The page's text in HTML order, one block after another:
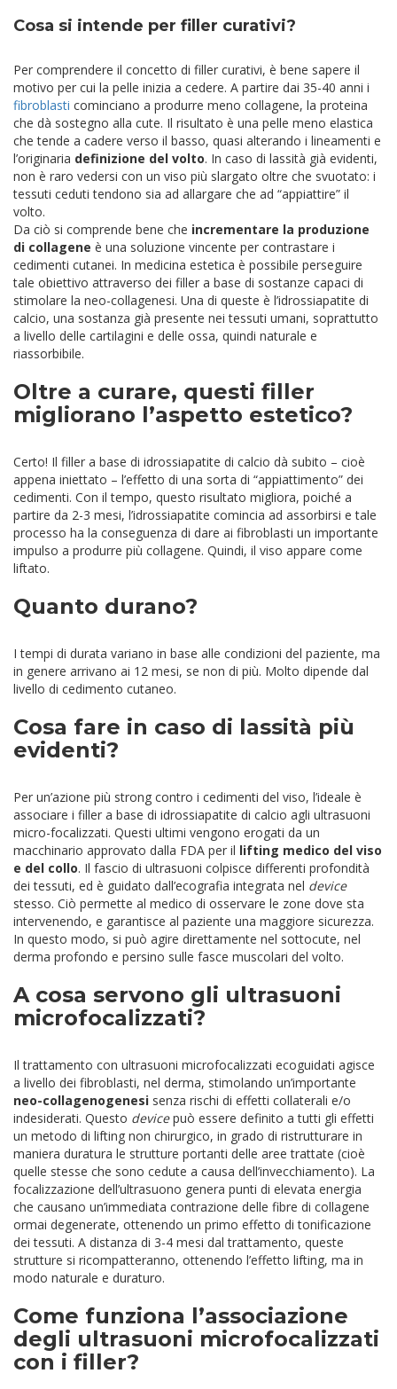
Cosa si intende per filler curativi?
Per comprendere il concetto di filler curativi, è bene sapere il
motivo per cui la pelle inizia a cedere. A partire dai 35-40 anni i
fibroblasti cominciano a produrre meno collagene, la proteina
che dà sostegno alla cute. Il risultato è una pelle meno elastica
che tende a cadere verso il basso, quasi alterando i lineamenti e
l’originaria definizione del volto. In caso di lassità già evidenti,
non è raro vedersi con un viso più slargato oltre che svuotato: i
tessuti ceduti tendono sia ad allargare che ad “appiattire” il
volto.
Da ciò si comprende bene che incrementare la produzione
di collagene è una soluzione vincente per contrastare i
cedimenti cutanei. In medicina estetica è possibile perseguire
tale obiettivo attraverso dei filler a base di sostanze capaci di
stimolare la neo-collagenesi. Una di queste è l’idrossiapatite di
calcio, una sostanza già presente nei tessuti umani, soprattutto
a livello delle cartilagini e delle ossa, quindi naturale e
riassorbibile.
Oltre a curare, questi filler
migliorano l’aspetto estetico?
Certo! Il filler a base di idrossiapatite di calcio dà subito – cioè
appena iniettato – l’effetto di una sorta di “appiattimento” dei
cedimenti. Con il tempo, questo risultato migliora, poiché a
partire da 2-3 mesi, l’idrossiapatite comincia ad assorbirsi e tale
processo ha la conseguenza di dare ai fibroblasti un importante
impulso a produrre più collagene. Quindi, il viso appare come
liftato.
Quanto durano?
I tempi di durata variano in base alle condizioni del paziente, ma
in genere arrivano ai 12 mesi, se non di più. Molto dipende dal
livello di cedimento cutaneo.
Cosa fare in caso di lassità più
evidenti?
Per un’azione più strong contro i cedimenti del viso, l’ideale è
associare i filler a base di idrossiapatite di calcio agli ultrasuoni
micro-focalizzati. Questi ultimi vengono erogati da un
macchinario approvato dalla FDA per il lifting medico del viso
e del collo. Il fascio di ultrasuoni colpisce differenti profondità
dei tessuti, ed è guidato dall’ecografia integrata nel device
stesso. Ciò permette al medico di osservare le zone dove sta
intervenendo, e garantisce al paziente una maggiore sicurezza.
In questo modo, si può agire direttamente nel sottocute, nel
derma profondo e persino sulle fasce muscolari del volto.
A cosa servono gli ultrasuoni
microfocalizzati?
Il trattamento con ultrasuoni microfocalizzati ecoguidati agisce
a livello dei fibroblasti, nel derma, stimolando un’importante
neo-collagenogenesi senza rischi di effetti collaterali e/o
indesiderati. Questo devicepuò essere definito a tutti gli effetti
un metodo di lifting non chirurgico, in grado di ristrutturare in
maniera duratura le strutture portanti delle aree trattate (cioè
quelle stesse che sono cedute a causa dell’invecchiamento). La
focalizzazione dell’ultrasuono genera punti di elevata energia
che causano un’immediata contrazione delle fibre di collagene
ormai degenerate, ottenendo un primo effetto di tonificazione
dei tessuti. A distanza di 3-4 mesi dal trattamento, queste
strutture si ricompatteranno, ottenendo l’effetto lifting, ma in
modo naturale e duraturo.
Come funziona l’associazione
degli ultrasuoni microfocalizzati
con i filler?